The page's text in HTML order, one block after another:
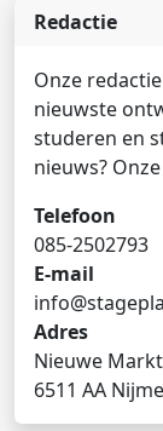
Redactie
Onze
nieuwste
studeren en
nieuws?
Telefoon
085-2502793
E-mail
Adres
Nieuwe
6511 AA